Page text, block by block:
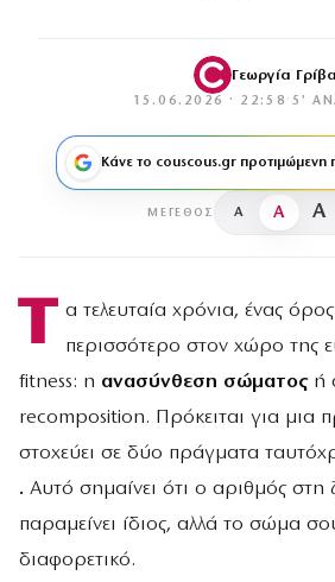
Γεωργία Γρίβα
15.06.2026 · 22:58 · 5′
Κάνε το couscous.gr προτιμώμενη
ΜΈΓΕΘΟΣ A A A
Τ α τελευταία χρόνια, ένας
περισσότερο στον χώρο της
fitness: η ανασύνθεση σώματοςή
recomposition. Πρόκειται για μια
στοχεύει σε δύο πράγματα
. Αυτό σημαίνει ότι ο αριθμός στη
παραμείνει ίδιος, αλλά το σώμα
διαφορετικό.